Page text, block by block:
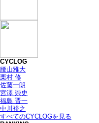
CYCLOG
腰山雅大
栗村 修
佐藤一朗
宮澤 崇史
福島 晋一
中川裕之
すべてのCYCLOGを見る